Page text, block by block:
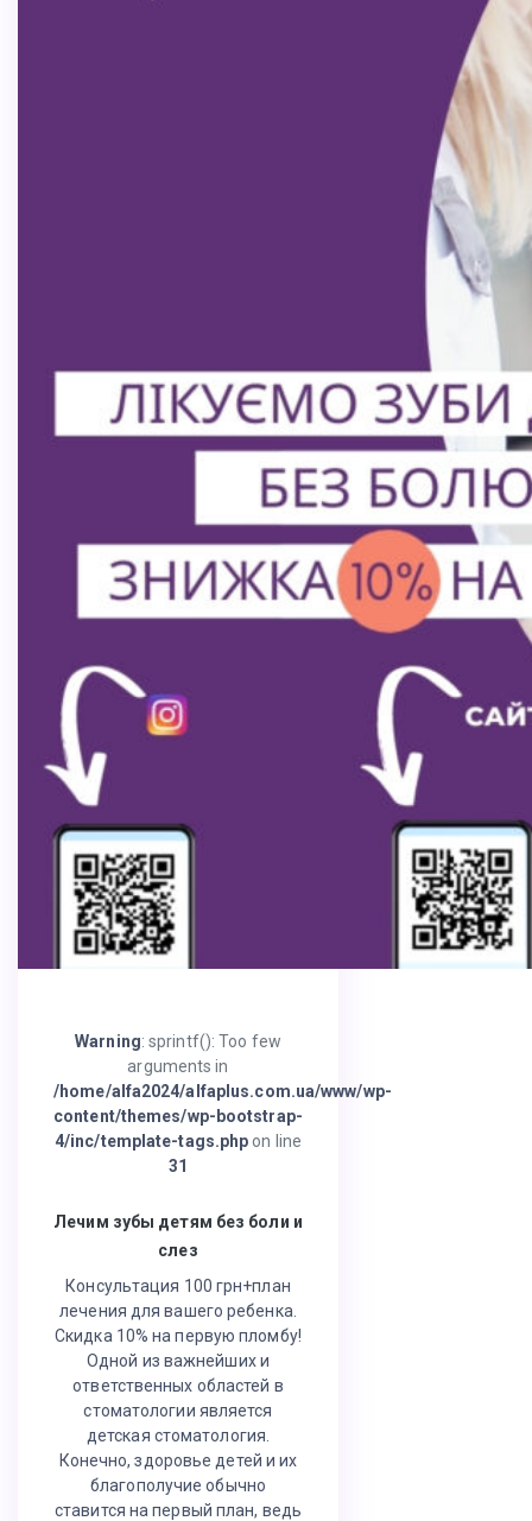
Warning: sprintf(): Too few
arguments in
/home/alfa2024/alfaplus.com.ua/www/wp-
content/themes/wp-bootstrap-
4/inc/template-tags.php on line
31
Лечим зубы детям без боли и
слез
Консультация 100 грн+план
лечения для вашего ребенка.
Скидка 10% на первую пломбу!
Одной из важнейших и
ответственных областей в
стоматологии является
детская стоматология.
Конечно, здоровье детей и их
благополучие обычно
ставится на первый план, ведь